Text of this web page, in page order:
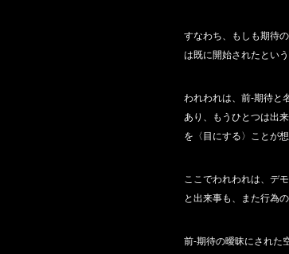
すなわち、もしも期待
は既に開始されたとい
われわれは、前‐期待と
あり、もうひとつは出
を〈目にする〉ことが
ここでわれわれは、デ
と出来事も、また行為
前‐期待の曖昧にされた